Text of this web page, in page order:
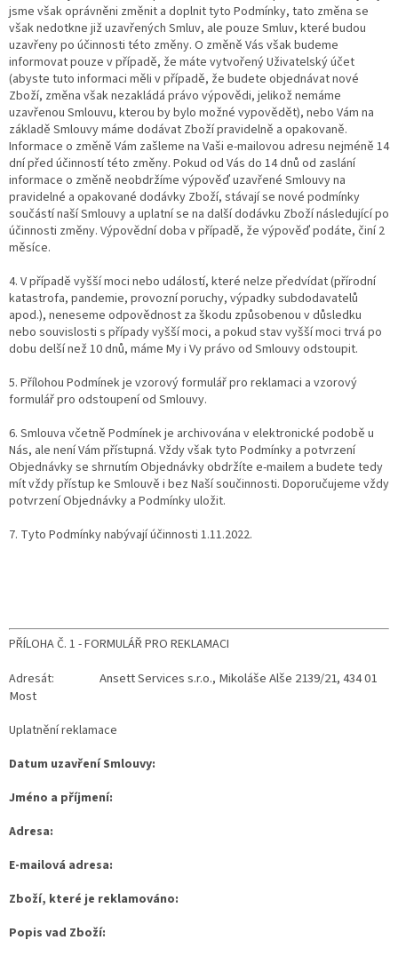
jsme však oprávněni změnit a doplnit tyto Podmínky, tato změna se
však nedotkne již uzavřených Smluv, ale pouze Smluv, které budou
uzavřeny po účinnosti této změny. O změně Vás však budeme
informovat pouze v případě, že máte vytvořený Uživatelský účet
(abyste tuto informaci měli v případě, že budete objednávat nové
Zboží, změna však nezakládá právo výpovědi, jelikož nemáme
uzavřenou Smlouvu, kterou by bylo možné vypovědět), nebo Vám na
základě Smlouvy máme dodávat Zboží pravidelně a opakovaně.
Informace o změně Vám zašleme na Vaši e-mailovou adresu nejméně 14
dní před účinností této změny. Pokud od Vás do 14 dnů od zaslání
informace o změně neobdržíme výpověď uzavřené Smlouvy na
pravidelné a opakované dodávky Zboží, stávají se nové podmínky
součástí naší Smlouvy a uplatní se na další dodávku Zboží následující po
účinnosti změny. Výpovědní doba v případě, že výpověď podáte, činí 2
měsíce.
4. V případě vyšší moci nebo událostí, které nelze předvídat (přírodní
katastrofa, pandemie, provozní poruchy, výpadky subdodavatelů
apod.), neneseme odpovědnost za škodu způsobenou v důsledku
nebo souvislosti s případy vyšší moci, a pokud stav vyšší moci trvá po
dobu delší než 10 dnů, máme My i Vy právo od Smlouvy odstoupit.
5. Přílohou Podmínek je vzorový formulář pro reklamaci a vzorový
formulář pro odstoupení od Smlouvy.
6. Smlouva včetně Podmínek je archivována v elektronické podobě u
Nás, ale není Vám přístupná. Vždy však tyto Podmínky a potvrzení
Objednávky se shrnutím Objednávky obdržíte e-mailem a budete tedy
mít vždy přístup ke Smlouvě i bez Naší součinnosti. Doporučujeme vždy
potvrzení Objednávky a Podmínky uložit.
7. Tyto Podmínky nabývají účinnosti 1.11.2022.
PŘÍLOHA Č. 1 - FORMULÁŘ PRO REKLAMACI
Adresát: Ansett Services s.r.o., Mikoláše Alše 2139/21, 434 01
Most
Uplatnění reklamace
Datum uzavření Smlouvy:
Jméno a příjmení:
Adresa:
E-mailová adresa:
Zboží, které je reklamováno:
Popis vad Zboží: